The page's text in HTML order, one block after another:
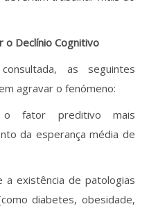
o Declínio Cognitivo
as seguintes
agravar o fenómeno:
fator preditivo mais
da esperança média de
existência de patologias
diabetes, obesidade,